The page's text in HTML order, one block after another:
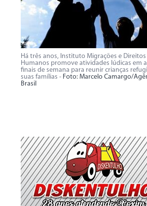
Há três anos, Instituto Migrações e Direitos
Humanos promove atividades lúdicas em
finais de semana para reunir crianças
suas famílias - Foto: Marcelo Camargo/
Brasil